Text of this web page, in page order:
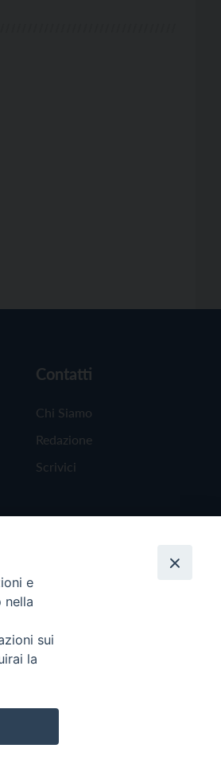
Contatti
Chi Siamo
Redazione
Scrivici
e
nella
sui
la